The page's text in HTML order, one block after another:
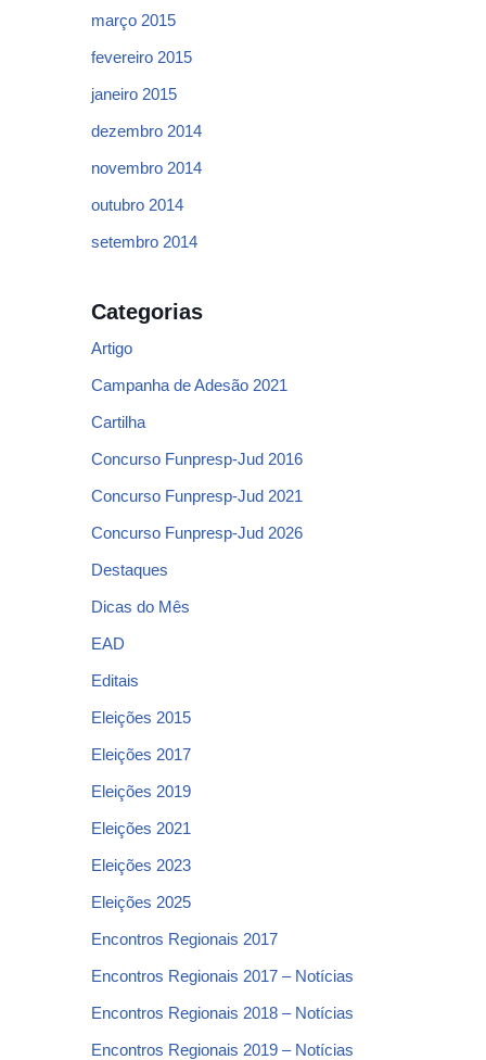
março 2015
fevereiro 2015
janeiro 2015
dezembro 2014
novembro 2014
outubro 2014
setembro 2014
Categorias
Artigo
Campanha de Adesão 2021
Cartilha
Concurso Funpresp-Jud 2016
Concurso Funpresp-Jud 2021
Concurso Funpresp-Jud 2026
Destaques
Dicas do Mês
EAD
Editais
Eleições 2015
Eleições 2017
Eleições 2019
Eleições 2021
Eleições 2023
Eleições 2025
Encontros Regionais 2017
Encontros Regionais 2017 – Notícias
Encontros Regionais 2018 – Notícias
Encontros Regionais 2019 – Notícias